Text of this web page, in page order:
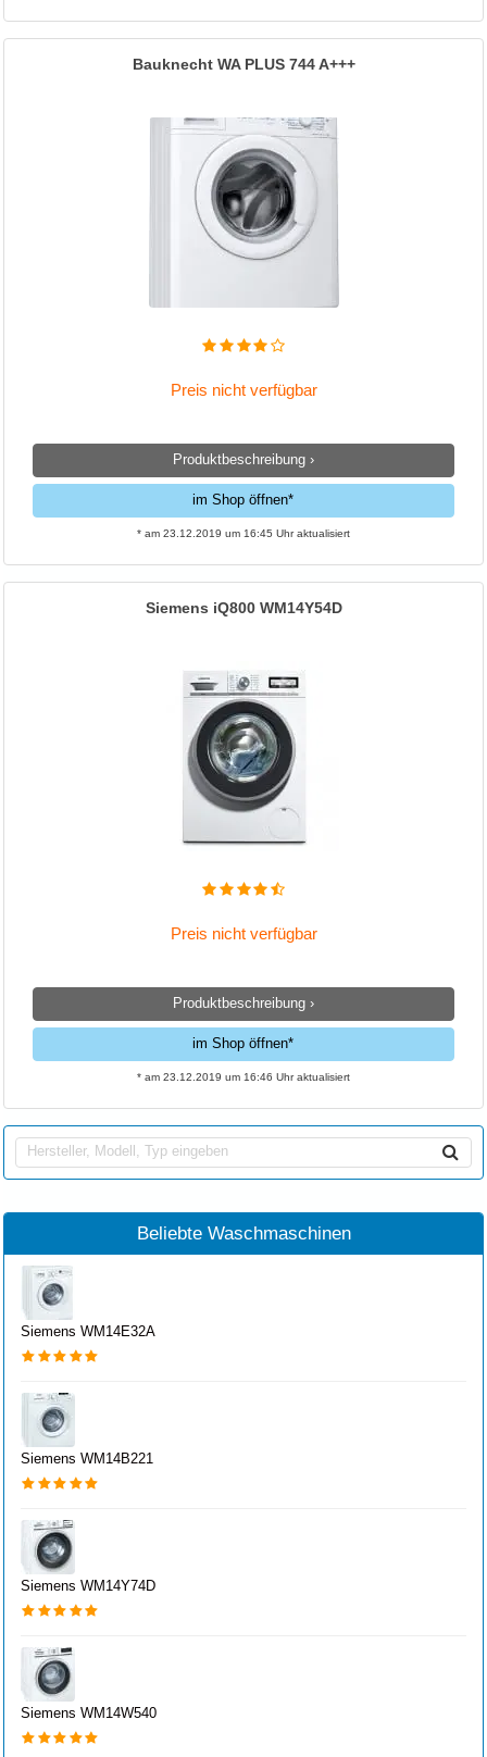
Bauknecht WA PLUS 744 A+++
Preis nicht verfügbar
Produktbeschreibung ›
im Shop öffnen*
* am 23.12.2019 um 16:45 Uhr aktualisiert
Siemens iQ800 WM14Y54D
Preis nicht verfügbar
Produktbeschreibung ›
im Shop öffnen*
* am 23.12.2019 um 16:46 Uhr aktualisiert
Beliebte Waschmaschinen
Siemens WM14E32A
Siemens WM14B221
Siemens WM14Y74D
Siemens WM14W540